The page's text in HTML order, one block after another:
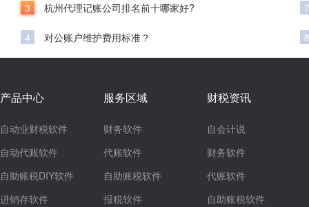
3 杭州代理记账公司排名前十哪家好?
4 对公账户维护费用标准？
7
8
产品中心
自动业财税软件
自动代账软件
自助账税DIY软件
进销存软件
服务区域
财务软件
代账软件
自助账税软件
报税软件
财税资讯
自会计说
财务软件
代账软件
自助账税软件